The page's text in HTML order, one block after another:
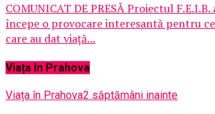
COMUNICAT DE PRESĂ Proiectul
începe o provocare interesantă pentru
care au dat viață...
Viața în Prahova
Viața în Prahova2 săptămâni inainte